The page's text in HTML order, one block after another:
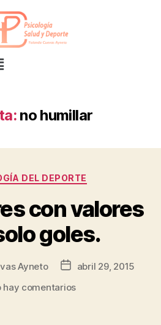
no humillar
DEL DEPORTE
con valores
goles.
Ayneto
abril 29, 2015
hay comentarios